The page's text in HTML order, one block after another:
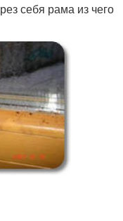
себя рама из чего